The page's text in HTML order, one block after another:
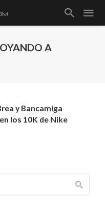
A
y Bancamiga
los 10K de Nike